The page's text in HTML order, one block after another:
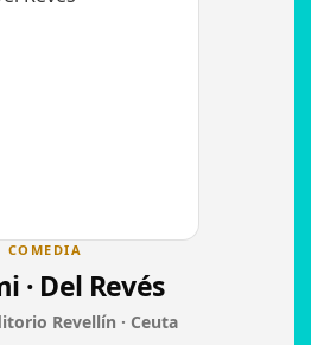
COMEDIA
· Del Revés
Revellín · Ceuta